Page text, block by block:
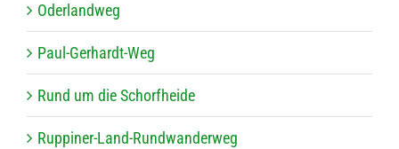
Oder­land­weg
Paul-Ger­hardt-Weg
Rund um die Schorfheide
Rup­pi­ner-Land-Rund­wan­der­weg